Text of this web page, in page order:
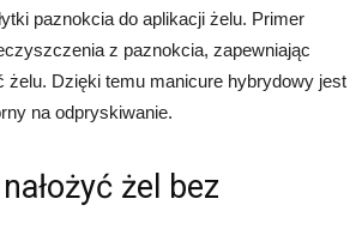
paznokcia do aplikacji żelu. Primer
z paznokcia, zapewniając
żelu. Dzięki temu manicure hybrydowy jest
na odpryskiwanie.
żel bez